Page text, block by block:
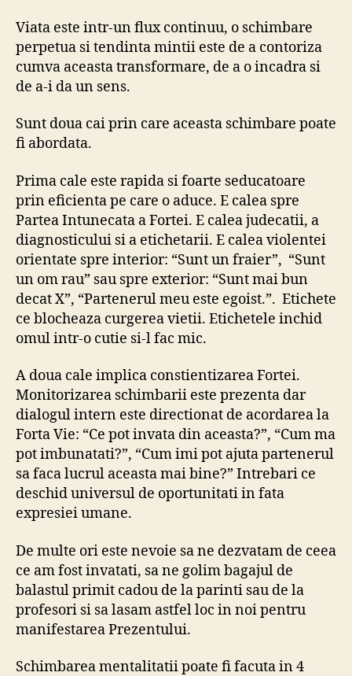
Viata este intr-un flux continuu, o schimbare
perpetua si tendinta mintii este de a contoriza
cumva aceasta transformare, de a o incadra si
de a-i da un sens.
Sunt doua cai prin care aceasta schimbare poate
fi abordata.
Prima cale este rapida si foarte seducatoare
prin eficienta pe care o aduce. E calea spre
Partea Intunecata a Fortei. E calea judecatii, a
diagnosticului si a etichetarii. E calea violentei
orientate spre interior: “Sunt un fraier”, “Sunt
un om rau” sau spre exterior: “Sunt mai bun
decat X”, “Partenerul meu este egoist.”. Etichete
ce blocheaza curgerea vietii. Etichetele inchid
omul intr-o cutie si-l fac mic.
A doua cale implica constientizarea Fortei.
Monitorizarea schimbarii este prezenta dar
dialogul intern este directionat de acordarea la
Forta Vie: “Ce pot invata din aceasta?”, “Cum ma
pot imbunatati?”, “Cum imi pot ajuta partenerul
sa faca lucrul aceasta mai bine?” Intrebari ce
deschid universul de oportunitati in fata
expresiei umane.
De multe ori este nevoie sa ne dezvatam de ceea
ce am fost invatati, sa ne golim bagajul de
balastul primit cadou de la parinti sau de la
profesori si sa lasam astfel loc in noi pentru
manifestarea Prezentului.
Schimbarea mentalitatii poate fi facuta in 4